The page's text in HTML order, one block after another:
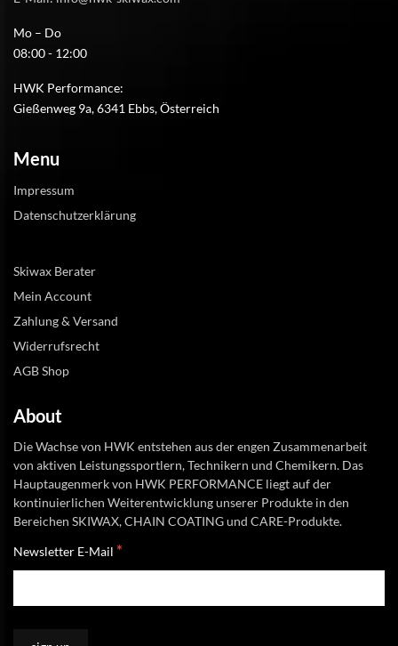
Mo – Do
08:00 - 12:00
HWK Performance:
Gießenweg 9a, 6341 Ebbs, Österreich
Menu
Impressum
Datenschutzerklärung
Skiwax Berater
Mein Account
Zahlung & Versand
Widerrufsrecht
AGB Shop
About
Die Wachse von HWK entstehen aus der engen Zusammenarbeit
von aktiven Leistungssportlern, Technikern und Chemikern. Das
Hauptaugenmerk von HWK PERFORMANCE liegt auf der
kontinuierlichen Weiterentwicklung unserer Produkte in den
Bereichen SKIWAX, CHAIN COATING und CARE-Produkte.
Newsletter E-Mail *